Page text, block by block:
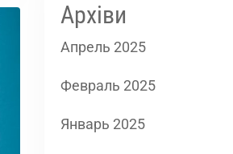
Архіви
Апрель 2025
Февраль 2025
Январь 2025